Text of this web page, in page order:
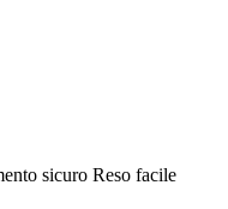
sicuro Reso facile